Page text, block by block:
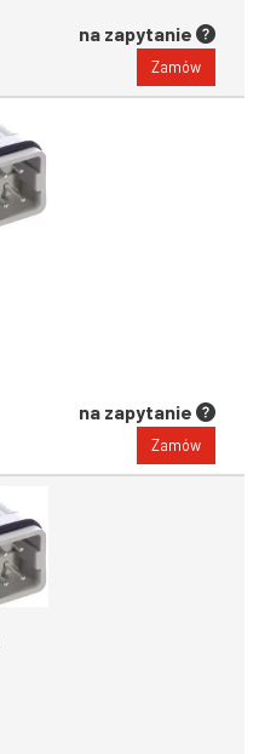
na zapytanie
Zamów
na zapytanie
Zamów